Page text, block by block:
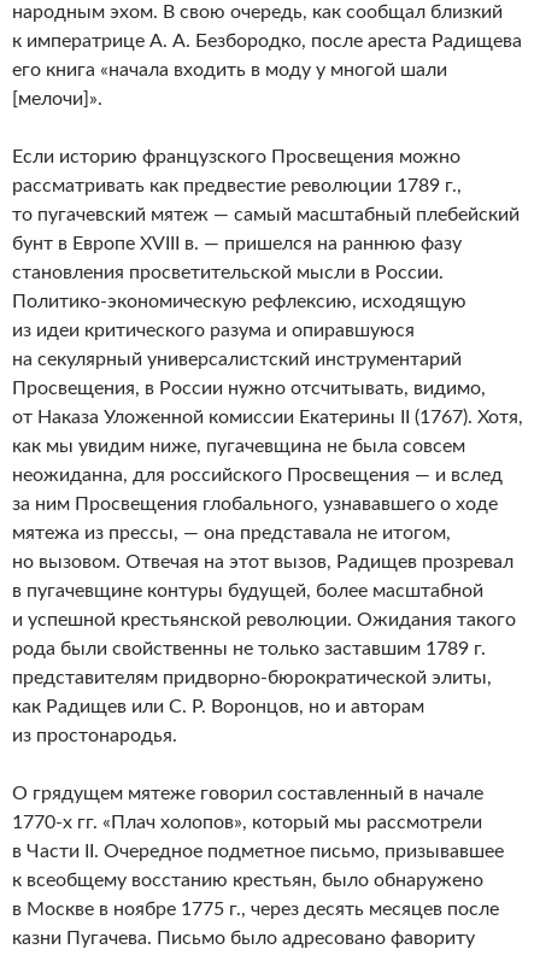
народным эхом. В свою очередь, как сообщал близкий
к императрице А. А. Безбородко, после ареста Радищева
его книга «начала входить в моду у многой шали
[мелочи]».
Если историю французского Просвещения можно
рассматривать как предвестие революции 1789 г.,
то пугачевский мятеж — самый масштабный плебейский
бунт в Европе XVIII в. — пришелся на раннюю фазу
становления просветительской мысли в России.
Политико-экономическую рефлексию, исходящую
из идеи критического разума и опиравшуюся
на секулярный универсалистский инструментарий
Просвещения, в России нужно отсчитывать, видимо,
от Наказа Уложенной комиссии Екатерины II (1767). Хотя,
как мы увидим ниже, пугачевщина не была совсем
неожиданна, для российского Просвещения — и вслед
за ним Просвещения глобального, узнававшего о ходе
мятежа из прессы, — она представала не итогом,
но вызовом. Отвечая на этот вызов, Радищев прозревал
в пугачевщине контуры будущей, более масштабной
и успешной крестьянской революции. Ожидания такого
рода были свойственны не только заставшим 1789 г.
представителям придворно-бюрократической элиты,
как Радищев или С. Р. Воронцов, но и авторам
из простонародья.
О грядущем мятеже говорил составленный в начале
1770-х гг. «Плач холопов», который мы рассмотрели
в Части II. Очередное подметное письмо, призывавшее
к всеобщему восстанию крестьян, было обнаружено
в Москве в ноябре 1775 г., через десять месяцев после
казни Пугачева. Письмо было адресовано фавориту